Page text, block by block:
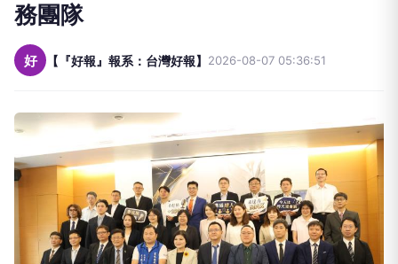
務團隊
好 【『好報』報系：台灣好報】 2026-08-07 05:36:51